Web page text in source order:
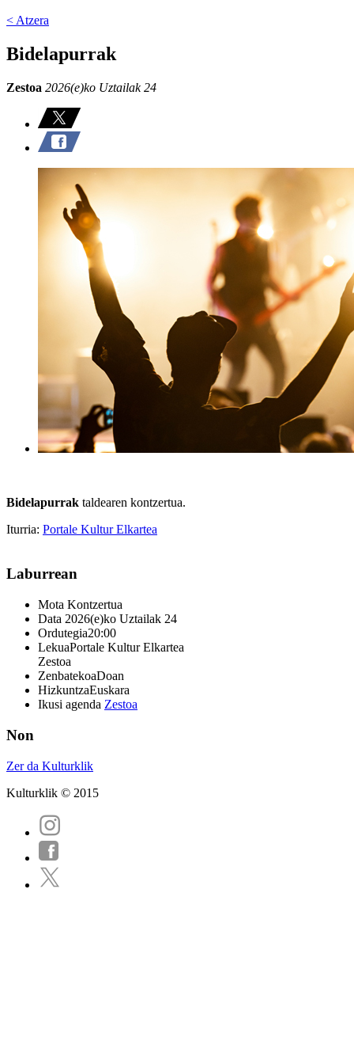
< Atzera
Bidelapurrak
Zestoa 2026(e)ko Uztailak 24
Bidelapurrak taldearen kontzertua.
Iturria: Portale Kultur Elkartea
Laburrean
Mota Kontzertua
Data 2026(e)ko Uztailak 24
Ordutegia20:00
LekuaPortale Kultur Elkartea
Zestoa
ZenbatekoaDoan
HizkuntzaEuskara
Ikusi agenda Zestoa
Non
Zer da Kulturklik
Kulturklik © 2015